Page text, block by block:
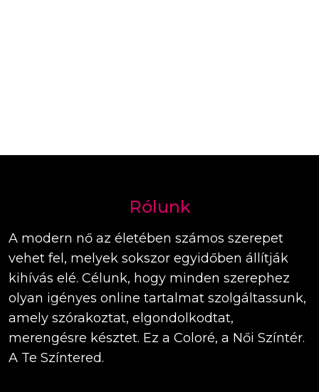
Rólunk
A modern nő az életében számos szerepet
vehet fel, melyek sokszor egyidőben állítják
kihívás elé. Célunk, hogy minden szerephez
olyan igényes online tartalmat szolgáltassunk,
amely szórakoztat, elgondolkodtat,
merengésre késztet. Ez a Coloré, a Női Színtér.
A Te Színtered.